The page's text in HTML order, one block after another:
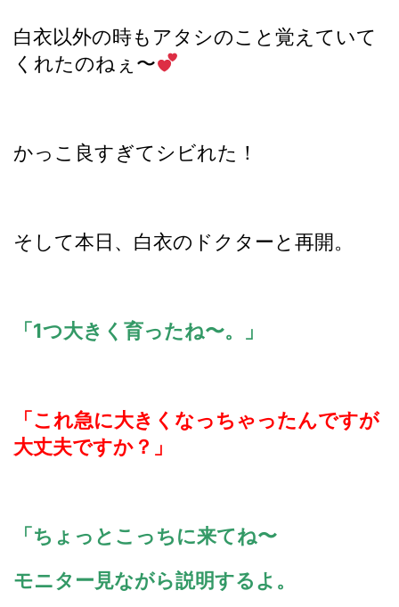
白衣以外の時もアタシのこと覚えていて
くれたのねぇ〜
かっこ良すぎてシビれた！
そして本日、白衣のドクターと再開。
「1つ大きく育ったね〜。」
「これ急に大きくなっちゃったんですが
大丈夫ですか？」
「ちょっとこっちに来てね〜
モニター見ながら説明するよ。